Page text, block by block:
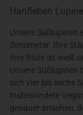
Hanfleben
Unsere Süßlupinen
Zentimeter. Ihre
Ihre Blüte ist weiß
Unsere Süßlupinen
sich vier bis sechs
Insbesondere
genauer ansehen,